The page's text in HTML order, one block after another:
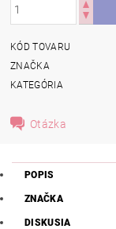
KÓD TOVARU
ZNAČKA
KATEGÓRIA
Otázka
POPIS
ZNAČKA
DISKUSIA